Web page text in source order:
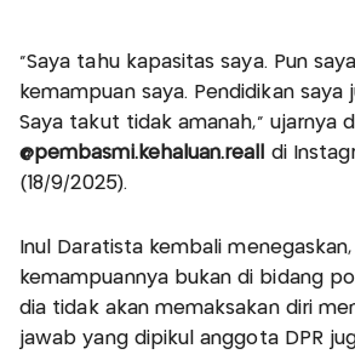
“Saya tahu kapasitas saya. Pun
kemampuan saya. Pendidikan saya
Saya takut tidak amanah,” ujarnya
@pembasmi.kehaluan.reall di
(18/9/2025).
Inul Daratista kembali
kemampuannya bukan di bidang
dia tidak akan memaksakan diri
jawab yang dipikul anggota DPR